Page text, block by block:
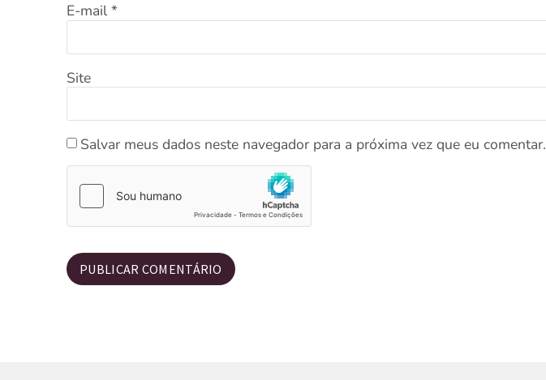
E-mail *
Site
Salvar meus dados neste navegador para a próxima vez que eu comentar.